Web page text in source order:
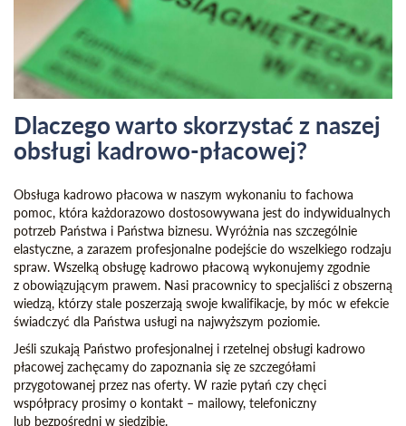
Dlaczego warto skorzystać z naszej
obsługi kadrowo-płacowej?
Obsługa kadrowo płacowa w naszym wykonaniu to fachowa
pomoc, która każdorazowo dostosowywana jest do indywidualnych
potrzeb Państwa i Państwa biznesu. Wyróżnia nas szczególnie
elastyczne, a zarazem profesjonalne podejście do wszelkiego rodzaju
spraw. Wszelką obsługę kadrowo płacową wykonujemy zgodnie
z obowiązującym prawem. Nasi pracownicy to specjaliści z obszerną
wiedzą, którzy stale poszerzają swoje kwalifikacje, by móc w efekcie
świadczyć dla Państwa usługi na najwyższym poziomie.
Jeśli szukają Państwo profesjonalnej i rzetelnej obsługi kadrowo
płacowej zachęcamy do zapoznania się ze szczegółami
przygotowanej przez nas oferty. W razie pytań czy chęci
współpracy prosimy o kontakt – mailowy, telefoniczny
lub bezpośredni w siedzibie.